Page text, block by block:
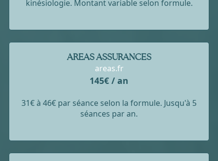
kinésiologie. Montant variable selon formule.
AREAS ASSURANCES
areas.fr
145€ / an
31€ à 46€ par séance selon la formule. Jusqu'à 5
séances par an.